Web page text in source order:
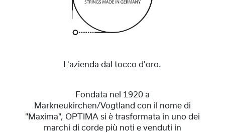
L'azienda dal tocco d'oro.
Fondata nel 1920 a
Markneukirchen/Vogtland con il nome di
"Maxima", OPTIMA si è trasformata in uno dei
marchi di corde più noti e venduti in